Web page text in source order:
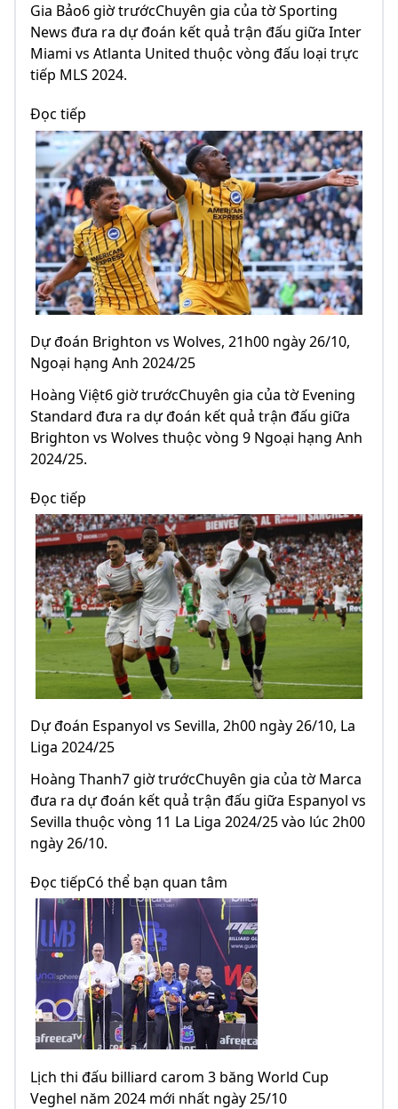
Gia Bảo6 giờ trướcChuyên gia của tờ Sporting
News đưa ra dự đoán kết quả trận đấu giữa Inter
Miami vs Atlanta United thuộc vòng đấu loại trực
tiếp MLS 2024.
Đọc tiếp
Dự đoán Brighton vs Wolves, 21h00 ngày 26/10,
Ngoại hạng Anh 2024/25
Hoàng Việt6 giờ trướcChuyên gia của tờ Evening
Standard đưa ra dự đoán kết quả trận đấu giữa
Brighton vs Wolves thuộc vòng 9 Ngoại hạng Anh
2024/25.
Đọc tiếp
Dự đoán Espanyol vs Sevilla, 2h00 ngày 26/10, La
Liga 2024/25
Hoàng Thanh7 giờ trướcChuyên gia của tờ Marca
đưa ra dự đoán kết quả trận đấu giữa Espanyol vs
Sevilla thuộc vòng 11 La Liga 2024/25 vào lúc 2h00
ngày 26/10.
Đọc tiếpCó thể bạn quan tâm
Lịch thi đấu billiard carom 3 băng World Cup
Veghel năm 2024 mới nhất ngày 25/10